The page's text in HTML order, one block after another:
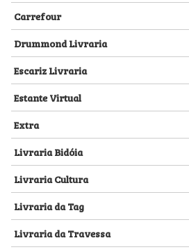
Carrefour
Drummond Livraria
Escariz Livraria
Estante Virtual
Extra
Livraria Bidóia
Livraria Cultura
Livraria da Tag
Livraria da Travessa